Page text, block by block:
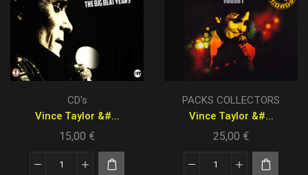
CD's
Vince Taylor &#...
15,00 €
PACKS COLLECTORS
Vince Taylor &#...
25,00 €